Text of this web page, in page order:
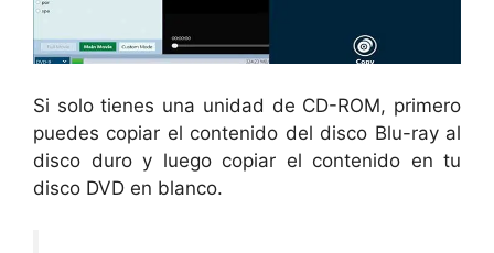
Si solo tienes una unidad de CD-ROM, primero
puedes copiar el contenido del disco Blu-ray al
disco duro y luego copiar el contenido en tu
disco DVD en blanco.